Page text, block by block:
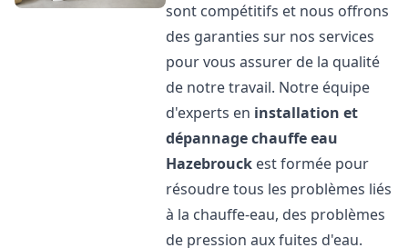
sont compétitifs et nous offrons
des garanties sur nos services
pour vous assurer de la qualité
de notre travail. Notre équipe
d'experts en installation et
dépannage chauffe eau
Hazebrouck est formée pour
résoudre tous les problèmes liés
à la chauffe-eau, des problèmes
de pression aux fuites d'eau.